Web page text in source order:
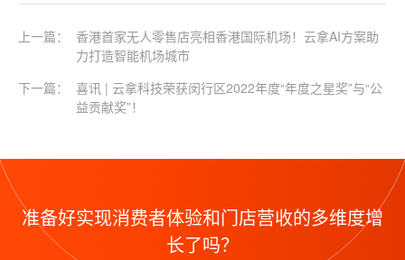
上一篇：
香港首家无人零售店亮相香港国际机场！云拿AI方案助
力打造智能机场城市
下一篇：
喜讯 | 云拿科技荣获闵行区2022年度“年度之星奖”与“公
益贡献奖”！
准备好实现消费者体验和门店营收的多维度增
长了吗？